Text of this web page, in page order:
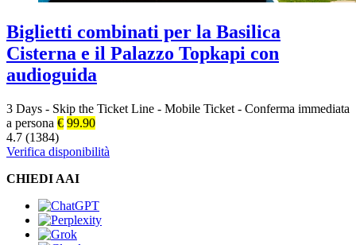
Biglietti combinati per la Basilica
Cisterna e il Palazzo Topkapi con
audioguida
3 Days - Skip the Ticket Line - Mobile Ticket - Conferma immediata
a persona € 99.90
4.7 (1384)
Verifica disponibilità
CHIEDI AAI